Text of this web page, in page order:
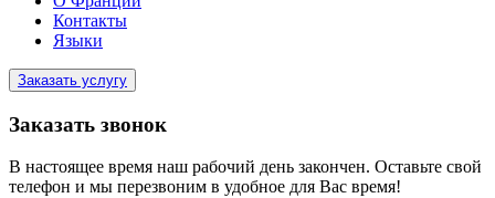
Контакты
Языки
Заказать услугу
Заказать звонок
В настоящее время наш рабочий день закончен. Оставьте свой
телефон и мы перезвоним в удобное для Вас время!